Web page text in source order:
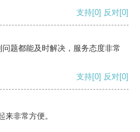
支持[0] 反对[0]
题都能及时解决，服务态度非常
支持[0] 反对[0]
非常方便。